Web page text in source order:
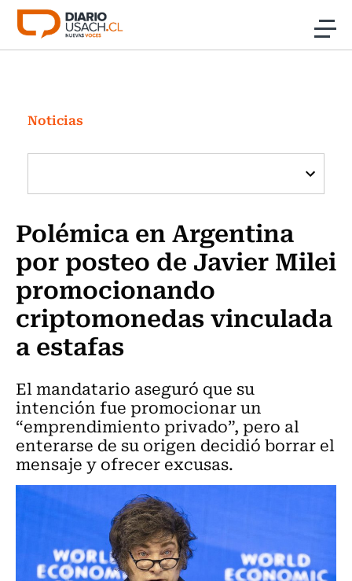
Click acá para ir directamente al contenido
Investigación
Cultura
Programas Radio y TV Usach
Noticias
Polémica en Argentina
por posteo de Javier Milei
promocionando
criptomonedas vinculada
a estafas
El mandatario aseguró que su
intención fue promocionar un
“emprendimiento privado”, pero al
enterarse de su origen decidió borrar el
mensaje y ofrecer excusas.